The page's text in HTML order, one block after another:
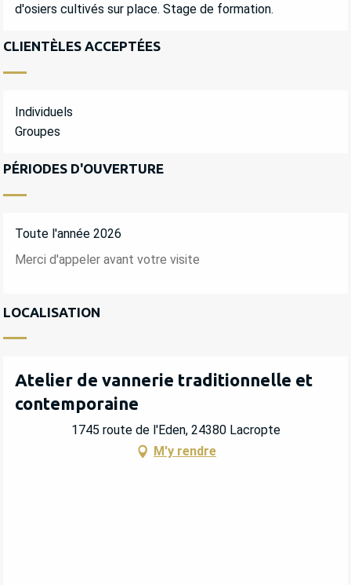
d'osiers cultivés sur place. Stage de formation.
CLIENTÈLES ACCEPTÉES
Individuels
Groupes
PÉRIODES D'OUVERTURE
Toute l'année 2026
Merci d'appeler avant votre visite
LOCALISATION
Atelier de vannerie traditionnelle et
contemporaine
1745 route de l'Eden, 24380 Lacropte
M'y rendre